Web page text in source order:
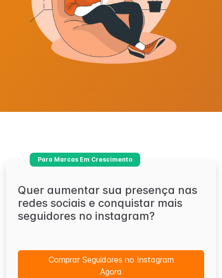
Para Marcas Em Crescimento
Quer aumentar sua presença nas
redes sociais e conquistar mais
seguidores no instagram?
Comprar Seguidores no Instagram
Agora